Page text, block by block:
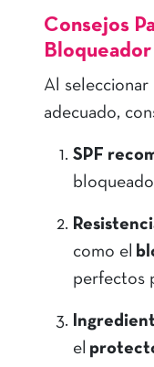
Consejos
Al
adecuado,
SPF
como el
perfectos
el